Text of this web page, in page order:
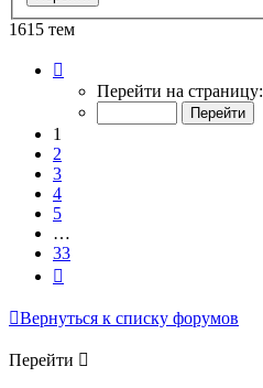
1615 тем
Перейти на страницу:
1
2
3
4
5
…
33
Вернуться к списку форумов
Перейти